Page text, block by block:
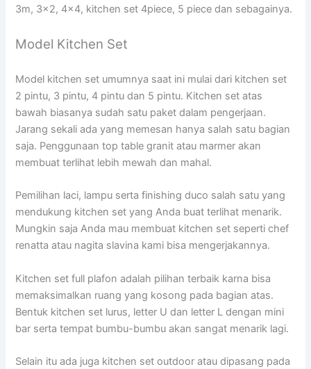
3m, 3×2, 4×4, kitchen set 4piece, 5 piece dan sebagainya.
Model Kitchen Set
Model kitchen set umumnya saat ini mulai dari kitchen set
2 pintu, 3 pintu, 4 pintu dan 5 pintu. Kitchen set atas
bawah biasanya sudah satu paket dalam pengerjaan.
Jarang sekali ada yang memesan hanya salah satu bagian
saja. Penggunaan top table granit atau marmer akan
membuat terlihat lebih mewah dan mahal.
Pemilihan laci, lampu serta finishing duco salah satu yang
mendukung kitchen set yang Anda buat terlihat menarik.
Mungkin saja Anda mau membuat kitchen set seperti chef
renatta atau nagita slavina kami bisa mengerjakannya.
Kitchen set full plafon adalah pilihan terbaik karna bisa
memaksimalkan ruang yang kosong pada bagian atas.
Bentuk kitchen set lurus, letter U dan letter L dengan mini
bar serta tempat bumbu-bumbu akan sangat menarik lagi.
Selain itu ada juga kitchen set outdoor atau dipasang pada